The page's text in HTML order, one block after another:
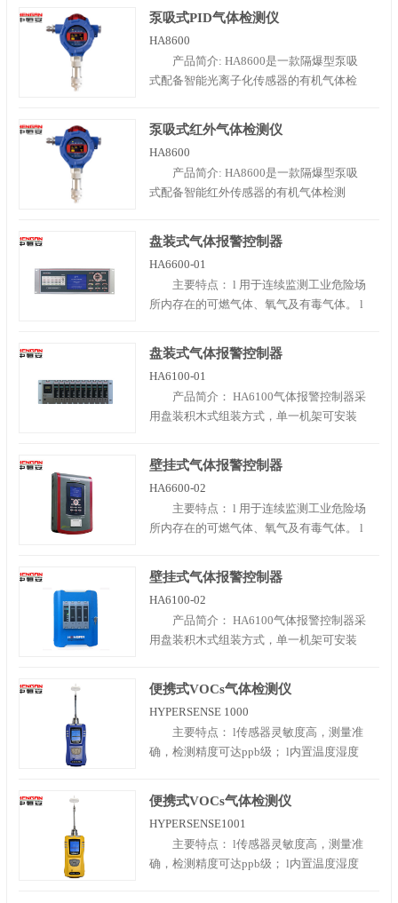
在-40℃环境中正常工作； l OLED显示屏视
角范围广，同时能够在浓尘雾环境中正常
查看； l 高灵敏度的光离子化传感器； l 多
种通讯方式：4～20mA信号输出、
MODBUS..
泵吸式PID气体检测仪
HA8600
产品简介: HA8600是一款隔爆型泵吸
式配备智能光离子化传感器的有机气体检
化传感器技术，实现了传感器离线标定和
环境适应功能，还可根据用户要求定制不
同量程。在外部功能上，检测仪具有图文
显示和本地声光报警等功能，同时，检测
仪采用磁棒外..
泵吸式红外气体检测仪
HA8600
产品简介: HA8600是一款隔爆型泵吸
式配备智能红外传感器的有机气体检测
传感器技术，实现了传感器离线标定和环
境适应功能，还可根据用户要求定制不同
量程。在外部功能上，检测仪具有图文显
示和本地声光报警等功能，同时，检测仪
采用磁棒外部调..
盘装式气体报警控制器
HA6600-01
主要特点： l 用于连续监测工业危险场
所内存在的可燃气体、氧气及有毒气体。 l
式产品：盘装式，壁挂式。 l 与各种气体检
测报警器配合使用，组成功能完善的气体
监测报警控制系统。 l 产品广泛应用于石
油、石化、化工、冶金、燃气、管..
盘装式气体报警控制器
HA6100-01
产品简介： HA6100气体报警控制器采
用盘装积木式组装方式，单一机架可安装
或2路(4~20)mA模拟信号输出的气体探测
器。每台机柜内可安装1~8台盘装式
HA6100可燃气体报警控制器，控制器采用
19”、3.5U标准机架。 HA6100-02型气体报
警控制器采用壁..
壁挂式气体报警控制器
HA6600-02
主要特点： l 用于连续监测工业危险场
所内存在的可燃气体、氧气及有毒气体。 l
式产品：盘装式，壁挂式。 l 与各种气体检
测报警器配合使用，组成功能完善的气体
监测报警控制系统。 l 产品广泛应用于石
油、石化、化工、冶金、燃气、管..
壁挂式气体报警控制器
HA6100-02
产品简介： HA6100气体报警控制器采
用盘装积木式组装方式，单一机架可安装
或2路(4~20)mA模拟信号输出的气体探测
器。每台机柜内可安装1~8台盘装式
HA6100可燃气体报警控制器，控制器采用
19”、3.5U标准机架。 HA6100-02型气体报
警控制器采用壁..
便携式VOCs气体检测仪
HYPERSENSE 1000
主要特点： l传感器灵敏度高，测量准
确，检测精度可达ppb级； l内置温度湿度
准确性； l内置强力采样泵，高低转速可
调，高速挡采样距离大于10米，响应迅
速； l广谱性检测，内置200种VOC监测因
子，方便使用者选择； l外壳采用塑料包胶
工艺防滑..
便携式VOCs气体检测仪
HYPERSENSE1001
主要特点： l传感器灵敏度高，测量准
确，检测精度可达ppb级； l内置温度湿度